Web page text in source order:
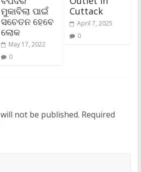
ମୁକାବିଲା ପାଇଁ
ସଚେତନ ହେବେ
ଲୋକ
May 17, 2022
0
Cuttack
April 7, 2025
0
not be published. Required